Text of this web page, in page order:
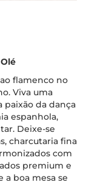
flamenco no
Viva uma
da dança
espanhola,
Deixe-se
charcutaria fina
com
premium e
a boa mesa se